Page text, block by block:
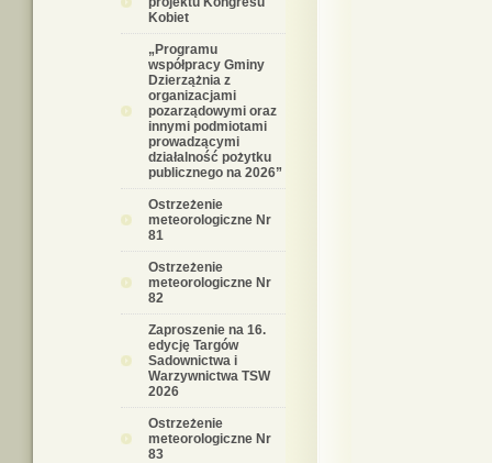
Kobiet
„Programu
współpracy Gminy
Dzierzążnia z
organizacjami
pozarządowymi oraz
innymi podmiotami
prowadzącymi
działalność pożytku
publicznego na 2026”
Ostrzeżenie
meteorologiczne Nr
81
Ostrzeżenie
meteorologiczne Nr
82
Zaproszenie na 16.
edycję Targów
Sadownictwa i
Warzywnictwa TSW
2026
Ostrzeżenie
meteorologiczne Nr
83